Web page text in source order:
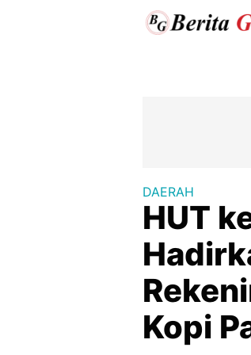
DAERAH
HUT
Kopi